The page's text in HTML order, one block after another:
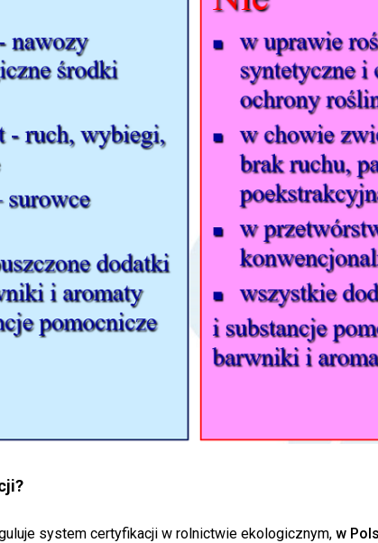
system certyfikacji w rolnictwie ekologicznym,w